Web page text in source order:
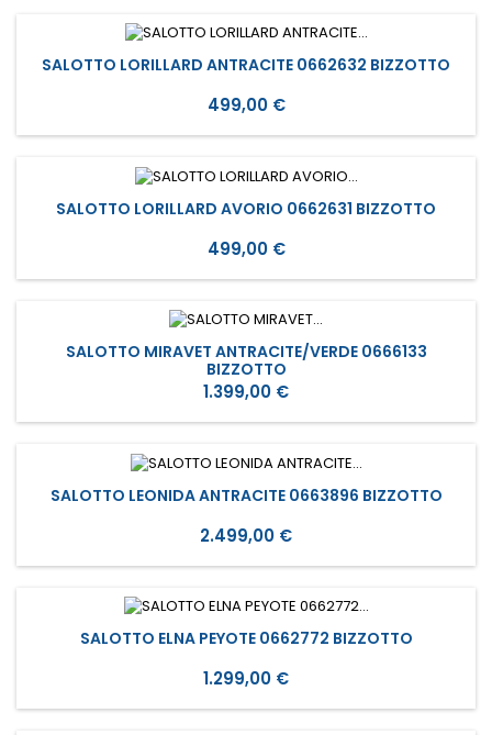
SALOTTO LORILLARD ANTRACITE 0662632 BIZZOTTO
Prezzo
499,00 €
SALOTTO LORILLARD AVORIO 0662631 BIZZOTTO
Prezzo
499,00 €
SALOTTO MIRAVET ANTRACITE/VERDE 0666133
BIZZOTTO
Prezzo
1.399,00 €
SALOTTO LEONIDA ANTRACITE 0663896 BIZZOTTO
Prezzo
2.499,00 €
SALOTTO ELNA PEYOTE 0662772 BIZZOTTO
Prezzo
1.299,00 €